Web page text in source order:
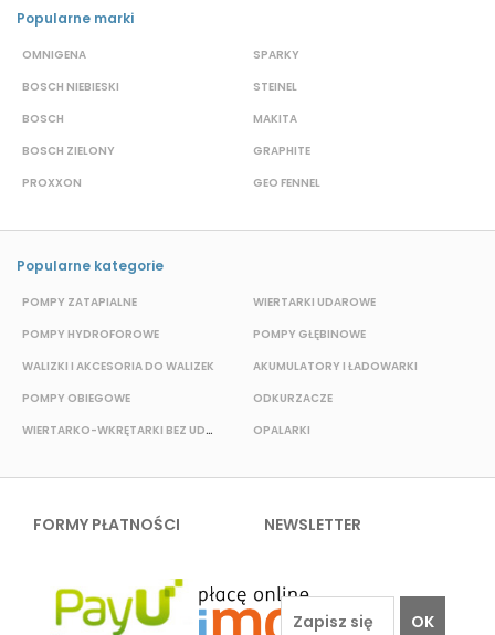
Popularne marki
OMNIGENA
BOSCH NIEBIESKI
BOSCH
BOSCH ZIELONY
PROXXON
SPARKY
STEINEL
MAKITA
GRAPHITE
GEO FENNEL
Popularne kategorie
POMPY ZATAPIALNE
POMPY HYDROFOROWE
WALIZKI I AKCESORIA DO WALIZEK
POMPY OBIEGOWE
WIERTARKO-WKRĘTARKI BEZ UDAROWE
WIERTARKI UDAROWE
POMPY GŁĘBINOWE
AKUMULATORY I ŁADOWARKI
ODKURZACZE
OPALARKI
FORMY PŁATNOŚCI NEWSLETTER
OK